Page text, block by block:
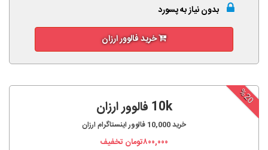
بدون نیاز به پسورد
خرید فالوور ارزان
%20
10k فالوور ارزان
خرید10,000 فالوور اینستاگرام ارزان
۸۰۰,۰۰۰تومان تخفیف